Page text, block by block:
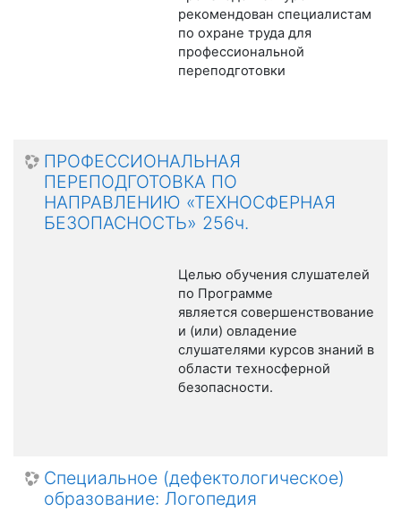
рекомендован специалистам
по охране труда для
профессиональной
переподготовки
ПРОФЕССИОНАЛЬНАЯ
ПЕРЕПОДГОТОВКА ПО
НАПРАВЛЕНИЮ «ТЕХНОСФЕРНАЯ
БЕЗОПАСНОСТЬ» 256ч.
Целью обучения слушателей
по Программе
является совершенствование
и (или) овладение
слушателями курсов знаний в
области техносферной
безопасности.
Специальное (дефектологическое)
образование: Логопедия